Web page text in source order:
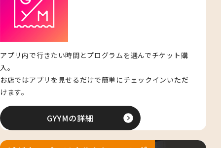
アプリ内で行きたい時間とプログラムを選んでチケット購
入。
お店ではアプリを見せるだけで簡単にチェックインいただ
けます。
GYYMの詳細